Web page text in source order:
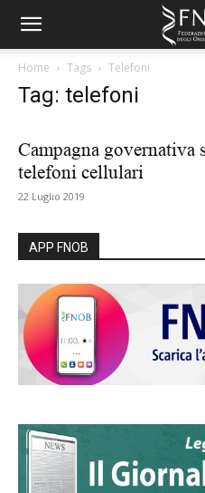
Home Tags Telefoni
Tag: telefoni
Campagna governativa
telefoni cellulari
22 Luglio 2019
APP FNOB